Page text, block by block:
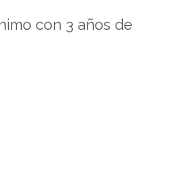
con 3 años de